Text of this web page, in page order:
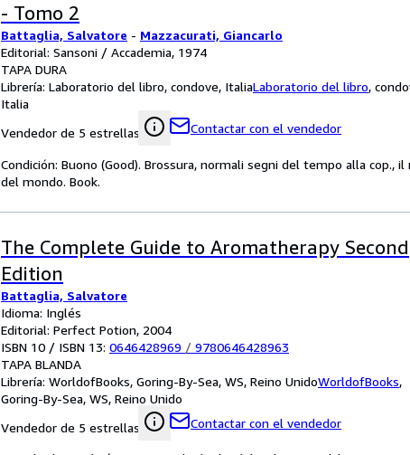
- Tomo 2
Battaglia, Salvatore - Mazzacurati, Giancarlo
Editorial: Sansoni / Accademia, 1974
TAPA DURA
Librería: Laboratorio del libro, condove, ItaliaLaboratorio del libro,
Italia
Vendedor de 5 estrellas
Contactar con el vendedor
Condición: Buono (Good). Brossura, normali segni del tempo alla cop.,
del mondo. Book.
The Complete Guide to Aromatherapy Second
Edition
Battaglia, Salvatore
Idioma: Inglés
Editorial: Perfect Potion, 2004
ISBN 10 / ISBN 13: 0646428969 / 9780646428963
TAPA BLANDA
Librería: WorldofBooks, Goring-By-Sea, WS, Reino UnidoWorldofBooks,
Goring-By-Sea, WS, Reino Unido
Vendedor de 5 estrellas
Contactar con el vendedor